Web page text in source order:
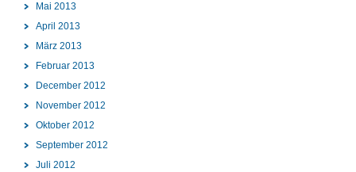
Mai 2013
April 2013
März 2013
Februar 2013
December 2012
November 2012
Oktober 2012
September 2012
Juli 2012